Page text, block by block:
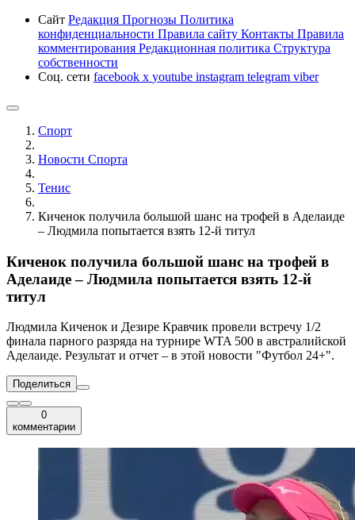
Сайт Редакция Прогнозы Политика
конфиденциальности Правила сайту Контакты Правила
комментирования Редакционная политика Структура
собственности
Соц. сети facebook x youtube instagram telegram viber
Спорт
Новости Cпорта
Тенис
Киченок получила большой шанс на трофей в Аделаиде
– Людмила попытается взять 12-й титул
Киченок получила большой шанс на трофей в
Аделаиде – Людмила попытается взять 12-й
титул
Людмила Киченок и Дезире Кравчик провели встречу 1/2
финала парного разряда на турнире WTA 500 в австралийской
Аделаиде. Результат и отчет – в этой новости "Футбол 24+".
Поделиться
0
комментарии